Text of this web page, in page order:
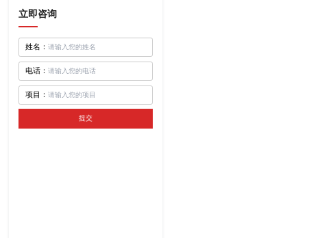
立即咨询
姓名：
电话：
项目：
提交